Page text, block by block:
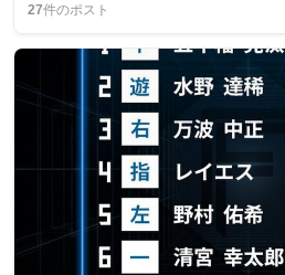
27件のポスト